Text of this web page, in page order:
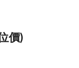
價)